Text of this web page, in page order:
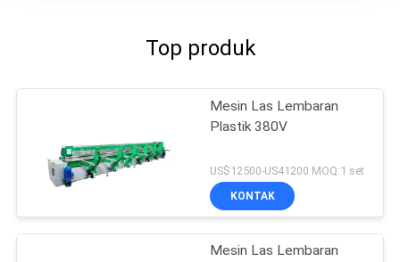
Top produk
Mesin Las Lembaran
Plastik 380V
US$12500-US41200 MOQ:1 set
KONTAK
Mesin Las Lembaran